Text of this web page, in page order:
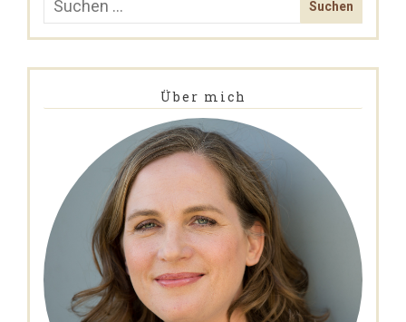
Über mich